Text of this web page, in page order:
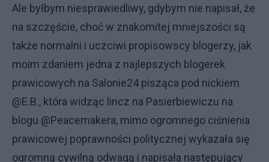
Ale byłbym niesprawiedliwy, gdybym nie napisał, że
na szczęście, choć w znakomitej mniejszości są
także normalni i uczciwi propisowscy blogerzy, jak
moim zdaniem jedna z najlepszych blogerek
prawicowych na Salonie24 pisząca pod nickiem
@E.B., która widząc lincz na Pasierbiewiczu na
blogu @Peacemakera, mimo ogromnego ciśnienia
prawicowej poprawności politycznej wykazała się
ogromną cywilną odwagą i napisała następujący